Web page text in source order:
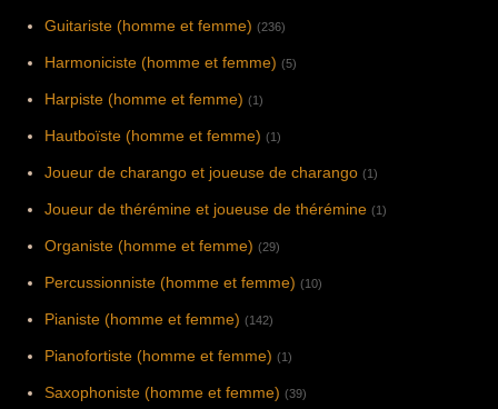
Guitariste (homme et femme) (236)
Harmoniciste (homme et femme) (5)
Harpiste (homme et femme) (1)
Hautboïste (homme et femme) (1)
Joueur de charango et joueuse de charango (1)
Joueur de thérémine et joueuse de thérémine (1)
Organiste (homme et femme) (29)
Percussionniste (homme et femme) (10)
Pianiste (homme et femme) (142)
Pianofortiste (homme et femme) (1)
Saxophoniste (homme et femme) (39)